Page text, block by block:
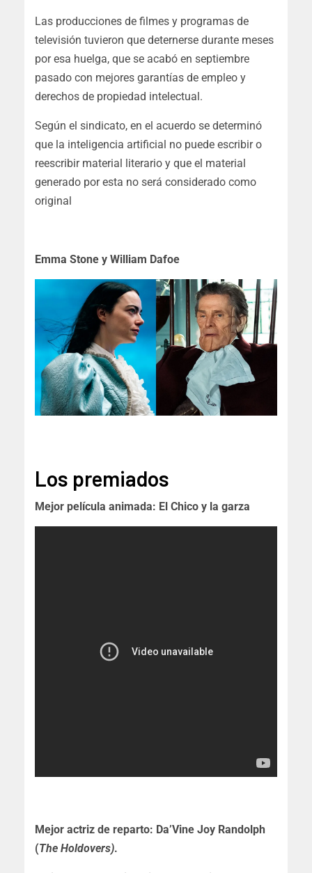
Las producciones de filmes y programas de
televisión tuvieron que deternerse durante meses
por esa huelga, que se acabó en septiembre
pasado con mejores garantías de empleo y
derechos de propiedad intelectual.
Según el sindicato, en el acuerdo se determinó
que la inteligencia artificial no puede escribir o
reescribir material literario y que el material
generado por esta no será considerado como
original
Emma Stone y William Dafoe
Los premiados
Mejor película animada: El Chico y la garza
Mejor actriz de reparto: Da’Vine Joy Randolph
(The Holdovers).